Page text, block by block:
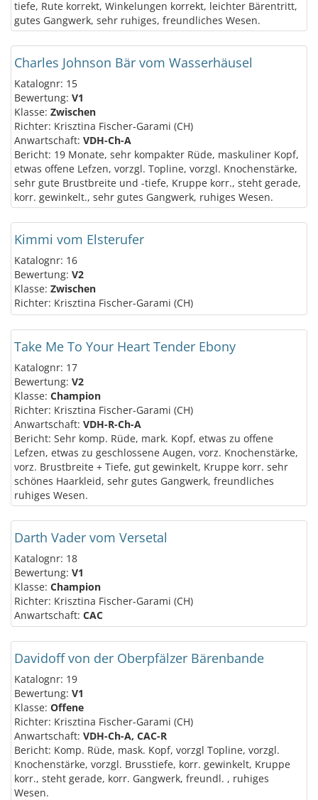
tiefe, Rute korrekt, Winkelungen korrekt, leichter Bärentritt,
gutes Gangwerk, sehr ruhiges, freundliches Wesen.
Charles Johnson Bär vom Wasserhäusel
Katalognr: 15
Bewertung: V1
Klasse: Zwischen
Richter: Krisztina Fischer-Garami (CH)
Anwartschaft: VDH-Ch-A
Bericht: 19 Monate, sehr kompakter Rüde, maskuliner Kopf,
etwas offene Lefzen, vorzgl. Topline, vorzgl. Knochenstärke,
sehr gute Brustbreite und -tiefe, Kruppe korr., steht gerade,
korr. gewinkelt., sehr gutes Gangwerk, ruhiges Wesen.
Kimmi vom Elsterufer
Katalognr: 16
Bewertung: V2
Klasse: Zwischen
Richter: Krisztina Fischer-Garami (CH)
Take Me To Your Heart Tender Ebony
Katalognr: 17
Bewertung: V2
Klasse: Champion
Richter: Krisztina Fischer-Garami (CH)
Anwartschaft: VDH-R-Ch-A
Bericht: Sehr komp. Rüde, mark. Kopf, etwas zu offene
Lefzen, etwas zu geschlossene Augen, vorz. Knochenstärke,
vorz. Brustbreite + Tiefe, gut gewinkelt, Kruppe korr. sehr
schönes Haarkleid, sehr gutes Gangwerk, freundliches
ruhiges Wesen.
Darth Vader vom Versetal
Katalognr: 18
Bewertung: V1
Klasse: Champion
Richter: Krisztina Fischer-Garami (CH)
Anwartschaft: CAC
Davidoff von der Oberpfälzer Bärenbande
Katalognr: 19
Bewertung: V1
Klasse: Offene
Richter: Krisztina Fischer-Garami (CH)
Anwartschaft: VDH-Ch-A, CAC-R
Bericht: Komp. Rüde, mask. Kopf, vorzgl Topline, vorzgl.
Knochenstärke, vorzgl. Brusstiefe, korr. gewinkelt, Kruppe
korr., steht gerade, korr. Gangwerk, freundl. , ruhiges
Wesen.